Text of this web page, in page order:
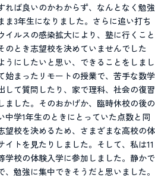
れば良いのかわからず、なんとなく勉強
ま3年生になりました。さらに追い打ち
イルスの感染拡大により、塾に行くこと
のとき志望校を決めていませんでした
うにしたいと思い、できることをしまし
始まったリモートの授業で、苦手な数学
して質問したり、家で理科、社会の復習
ました。そのおかげか、臨時休校の後の
中学1年生のときにとっていた点数と同
望校を決めるため、さまざまな高校の体
トを見たりしました。そして、私は11
学校の体験入学に参加しました。静かで
勉強に集中できそうだと思いました。